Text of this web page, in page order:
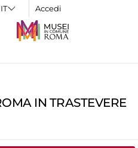
Accedi
IN TRASTEVERE